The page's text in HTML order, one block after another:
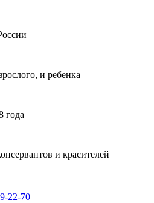
и ребенка
года
и красителей
22-70